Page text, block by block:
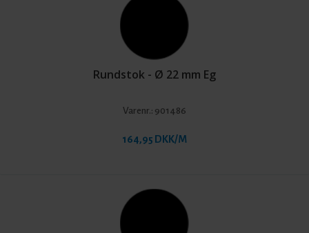
Rundstok - Ø 22 mm Eg
Varenr.: 901486
164,95 DKK/M